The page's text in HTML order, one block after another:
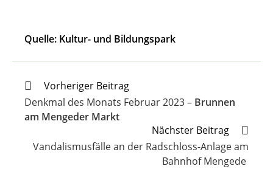
Quelle: Kultur- und Bildungspark
Weitere
Artikel
ansehen
Vorheriger Beitrag
Denkmal des Monats Februar 2023 – Brunnen
am Mengeder Markt
Nächster Beitrag
Vandalismusfälle an der Radschloss-Anlage am
Bahnhof Mengede